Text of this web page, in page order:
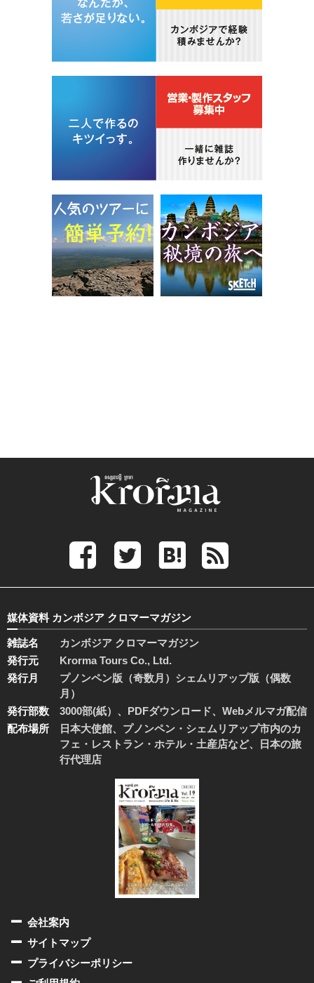
媒体資料 カンボジア クロマーマガジン
雑誌名
カンボジア クロマーマガジン
発行元
Krorma Tours Co., Ltd.
発行月
プノンペン版（奇数月）シェムリアップ版（偶数
月）
発行部数
3000部(紙）、PDFダウンロード、Webメルマガ配信
配布場所
日本大使館、プノンペン・シェムリアップ市内のカ
フェ・レストラン・ホテル・土産店など、日本の旅
行代理店
会社案内
サイトマップ
プライバシーポリシー